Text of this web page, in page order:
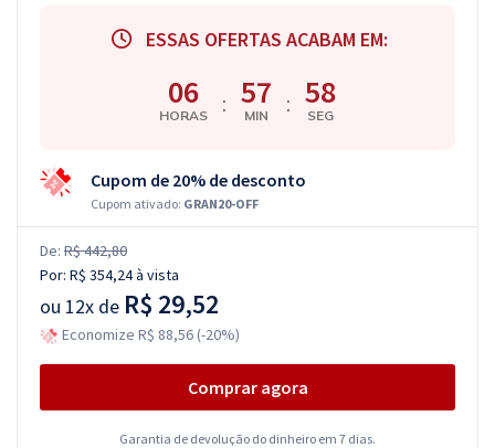
ESSAS OFERTAS ACABAM EM:
06
HORAS : 57
MIN : 57
SEG
Cupom de 20% de desconto
Cupom ativado: GRAN20-OFF
De: R$ 442,80
Por: R$ 354,24à vista
ou 12x de R$ 29,52
Economize R$ 88,56 (-20%)
Comprar agora
Garantia de devolução do dinheiro em 7 dias.